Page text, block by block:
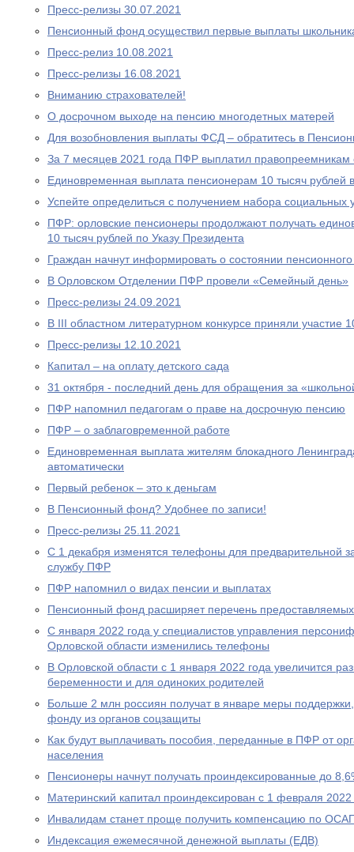
Пресс-релизы 30.07.2021
Пенсионный фонд осуществил первые выплаты
Пресс-релиз 10.08.2021
Пресс-релизы 16.08.2021
Вниманию страхователей!
О досрочном выходе на пенсию многодетных матерей
Для возобновления выплаты ФСД – обратитесь в
За 7 месяцев 2021 года ПФР выплатил
Единовременная выплата пенсионерам 10 тысяч рублей
Успейте определиться с получением набора социальных
ПФР: орловские пенсионеры продолжают получать
10 тысяч рублей по Указу Президента
Граждан начнут информировать о состоянии
В Орловском Отделении ПФР провели «Семейный день»
Пресс-релизы 24.09.2021
В III областном литературном конкурсе приняли участие
Пресс-релизы 12.10.2021
Капитал – на оплату детского сада
31 октября - последний день для обращения за
ПФР напомнил педагогам о праве на досрочную пенсию
ПФР – о заблаговременной работе
Единовременная выплата жителям блокадного
автоматически
Первый ребенок – это к деньгам
В Пенсионный фонд? Удобнее по записи!
Пресс-релизы 25.11.2021
С 1 декабря изменятся телефоны для предварительной
службу ПФР
ПФР напомнил о видах пенсии и выплатах
Пенсионный фонд расширяет перечень
С января 2022 года у специалистов управления
Орловской области изменились телефоны
В Орловской области с 1 января 2022 года увеличится
беременности и для одиноких родителей
Больше 2 млн россиян получат в январе меры
фонду из органов соцзащиты
Как будут выплачивать пособия, переданные в ПФР от
населения
Пенсионеры начнут получать проиндексированные до
Материнский капитал проиндексирован с 1 февраля 2022
Инвалидам станет проще получить компенсацию по
Индексация ежемесячной денежной выплаты (ЕДВ)